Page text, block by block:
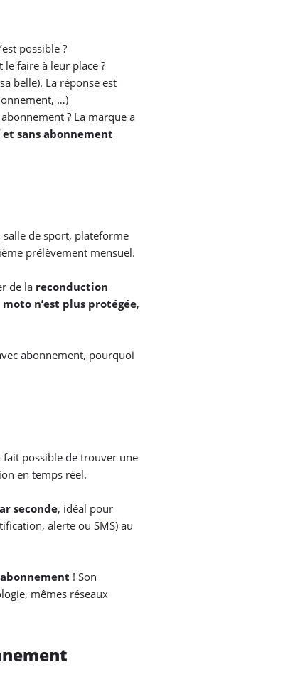
possible ?
faire à leur place ?
belle). La réponse est
…)
? La marque a
sans abonnement
de sport, plateforme
prélèvement mensuel.
de la reconduction
n’est plus protégée,
abonnement, pourquoi
possible de trouver une
en temps réel.
seconde, idéal pour
alerte ou SMS) au
! Son
mêmes réseaux